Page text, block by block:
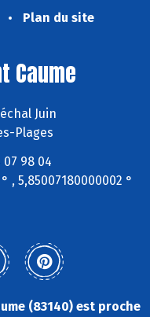
Plan du site
Caume
Juin
Plages
07 98 04
, 5,85007180000002 °
(83140) est proche